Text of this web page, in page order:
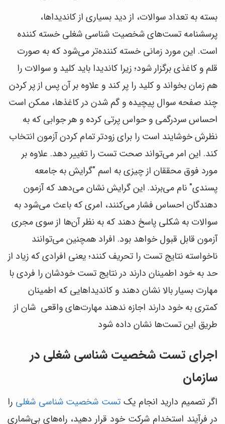
بسته به تعداد سوالات، از دید بسیاری از کاندیداها،
پرسشنامه تست‌های شخصیت شناسی شغلی خسته کننده
است. این مورد زمانی خسته کننده‌تر می‌شود که به صورت
قلم و کاغذی برگزار شود؛ زیرا کاندیدا باید کلید و سوالات را
هم زمان بخواند و کلید را پر کند و علاوه بر آن پس از پر کردن
چند صفحه سوال پیچیده و گم شدن در کاغذها، ممکن است
احساس سردرگمی و حواس پرتی کرده و هر جوابی که به
نظرش خوشایند است را برای زودتر تمام کردن آزمون انتخاب
کند. این امر می‌تواند صحت تست را تغییر دهد. علاوه بر
مورد فوق محققان از چیزی به اسم "گرایش به جامعه
پسندی" نام می‌برند. این گرایش نشان می‌دهد که آزمون
دهندگان احساس فشار می‌کنند، امری که باعث می‌شود به
سوالات به شکلی پاسخ دهند که به نظر آن‌ها از سوی مجری
آزمون قابل قبول خواهد بود. افراد همچنین می‌توانند
ناخواسته نتایج تست را تحریف کنند؛ یعنی افرادی که زیاد از
حد به خود اطمینان دارند در نتایج تست خودشان را فردی با
مهارت بسیار بالا نشان دهند و کاندیداهایی که اطمینان
کمتری به خود دارند اجازه ندهند مهارت‌های واقعی شان از
طریق این تست‌ها نشان داده شود
اجرای تست شخصیت شناسی شغلی در
سازمان
اگر تصمیم دارید انجام یک تست شخصیت شناسی شغلی را
در فرآیند استخدام شرکت خود قرار دهید، راه‌های بی‌شماری